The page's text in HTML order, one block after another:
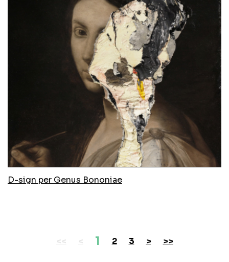
D-sign per Genus Bononiae
Paginazione
<<Primo
<Precedente
1 2 3 >› >>»